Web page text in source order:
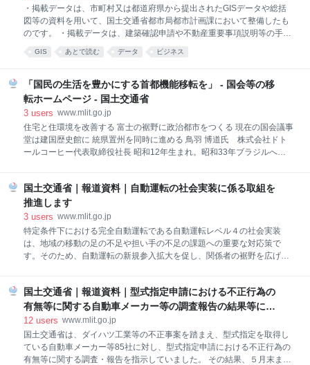
・掲載データは、市町村又は都道府県から提出されたGISデータや総括
図等の資料を用いて、国土交通省都市局都市計画課において整備したも
のです。 ・掲載データは、建築確認申請や不動産重要事項説明等の手続
に用いることを保証するものではなく、参考情報として利用を想定して
います。 ・掲載データに含まれる地区・地域の範囲は、概ねの位置を示
・地方公共団体がGISデータを保有していない、あるいはGISデータとし
て公表できないといった理由から、都市計画決定があっても本サイトに
掲載されていないデータがあります。 ・掲載データは、当該自治体の都
を、行政区域界、市街化区域界、市街化調整区域界から作成している自
治体が一部に含まれております。 ・掲載データは、最新のものではない
ことがありま
GIS あとで読む データ ビジネス
「国民の生活を豊かにする首都機能移転を」 - 国会等の移
転ホームページ - 国土交通省
3 users www.mlit.go.jp
住宅と住環境を改善する 富士の裾野に政治都市をつくる 現在の国会議事
堂は建国歴史館に 統県置州を同時に進める 鳥羽 博道氏 株式会社ドト
ールコーヒー代表取締役社長 昭和12年生まれ。昭和33年ブラジルへ単
ジネス協議会副会長、日本フランチャイズチェーン協会理事、全日本コ
ーヒー協会理事、日本家庭用レギュラーコーヒー工業会副会長。著書に
「想うことが思うようになる努力」。 私の考えは、国民生活を豊かにし
たい、特に先進国の中でも劣悪な住宅と住環境を改善したい、その目的
を達成する一手段として、国会や中央省庁などを新しい政治都市へ移転
することが必要だというものです。 30年ほど前にドイツを訪れたとき、
国土交通省｜報道資料｜自動運転の社会実装に係る取組を
推進します
3 users www.mlit.go.jp
特定条件下における完全自動運転である自動運転レベル４の社会実装
は、地域の移動の足の不足や担い手の不足の課題への重要な対応策で
す。そのため、自動運転の新規参入拡大を促し、関係者の裾野を広げる
交通確保維持改善事業費補助金（自動運転社会実装推進事業）におい
て、全国を網羅する形で約100事業を採択することとしました。（別紙
１参照。個別の地方公共団体名は、関連する手続きが完了後、速やかに
公表いたします。） ２．自動運転の審査手続の迅速化 国土交通省は、警
察庁・経済産業省と連携して、審査手続の迅速化のため、「自動運転の
審査手続に必要な透明性・公平性を確保するための取組」として [1]国に
国土交通省｜報道資料｜型式指定申請における不正行為の
有無等に関する自動車メーカー等の調査報告の結果等につ
いて
12 users www.mlit.go.jp
国土交通省は、ダイハツ工業等の不正事案を踏まえ、型式指定を取得し
ている自動車メーカー等85社に対し、型式指定申請における不正行為の
有無等に関する調査・報告を指示していました。 その結果、５月末まで